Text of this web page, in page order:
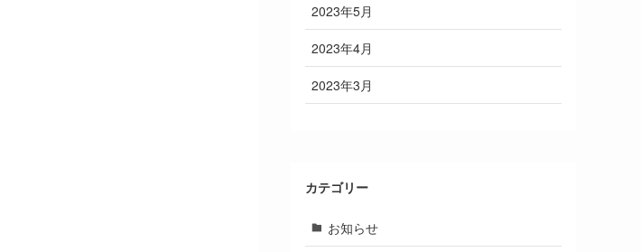
2023年5月
2023年4月
2023年3月
カテゴリー
お知らせ